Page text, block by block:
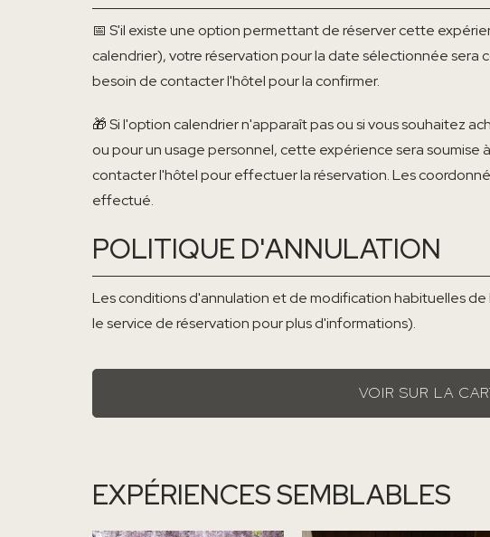
📅 S'il existe une option permettant de réserver cette
calendrier), votre réservation pour la date sélectionnée sera
besoin de contacter l'hôtel pour la confirmer.
🎁 Si l'option calendrier n'apparaît pas ou si vous souhaitez
ou pour un usage personnel, cette expérience sera soumise
contacter l'hôtel pour effectuer la réservation. Les
effectué.
POLITIQUE D'ANNULATION
Les conditions d'annulation et de modification habituelles
le service de réservation pour plus d'informations).
VOIR SUR LA
EXPÉRIENCES SEMBLABLES